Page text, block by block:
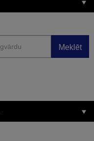
Meklēt